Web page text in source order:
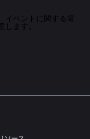
イベントに関する電
します。